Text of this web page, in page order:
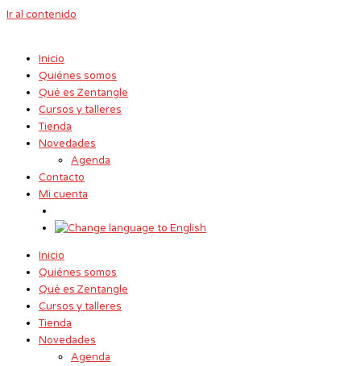
Ir al contenido
Inicio
Quiénes somos
Qué es Zentangle
Cursos y talleres
Tienda
Novedades
Agenda
Contacto
Mi cuenta
Inicio
Quiénes somos
Qué es Zentangle
Cursos y talleres
Tienda
Novedades
Agenda